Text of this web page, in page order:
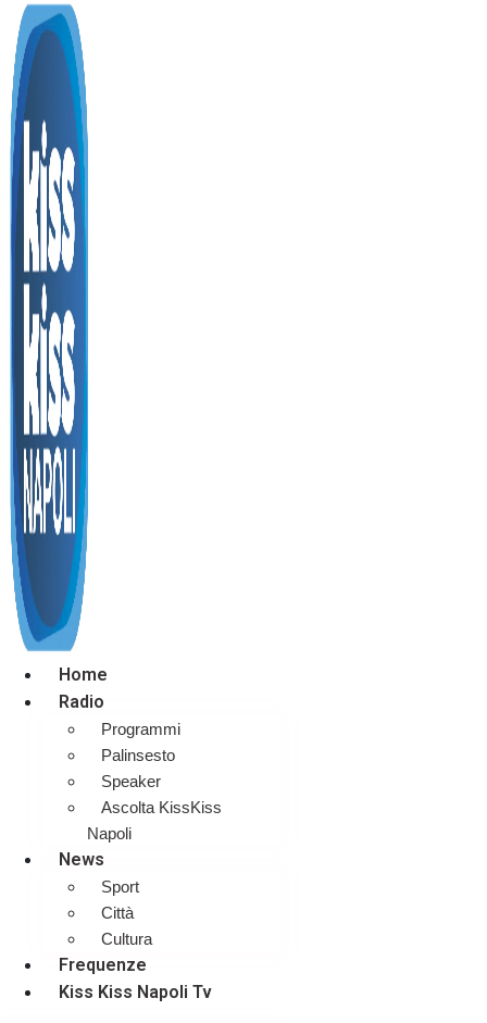
Home
Radio
Programmi
Palinsesto
Speaker
Ascolta KissKiss
Napoli
News
Sport
Città
Cultura
Frequenze
Kiss Kiss Napoli Tv